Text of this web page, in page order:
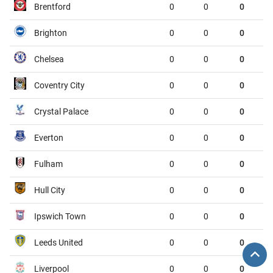
Sochaux
Atletico Tucuman Sarmiento
Deportivo Riestra Estudiantes de la Plata
Brentford 0 0 0
Brighton 0 0 0
Chelsea 0 0 0
Coventry City 0 0 0
Crystal Palace 0 0 0
Everton 0 0 0
Fulham 0 0 0
Hull City 0 0 0
Ipswich Town 0 0 0
Leeds United 0 0 0
Liverpool 0 0 0